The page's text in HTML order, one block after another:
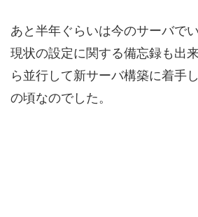
あと半年ぐらいは今のサーバで
現状の設定に関する備忘録も出
ら並行して新サーバ構築に着手
の頃なのでした。